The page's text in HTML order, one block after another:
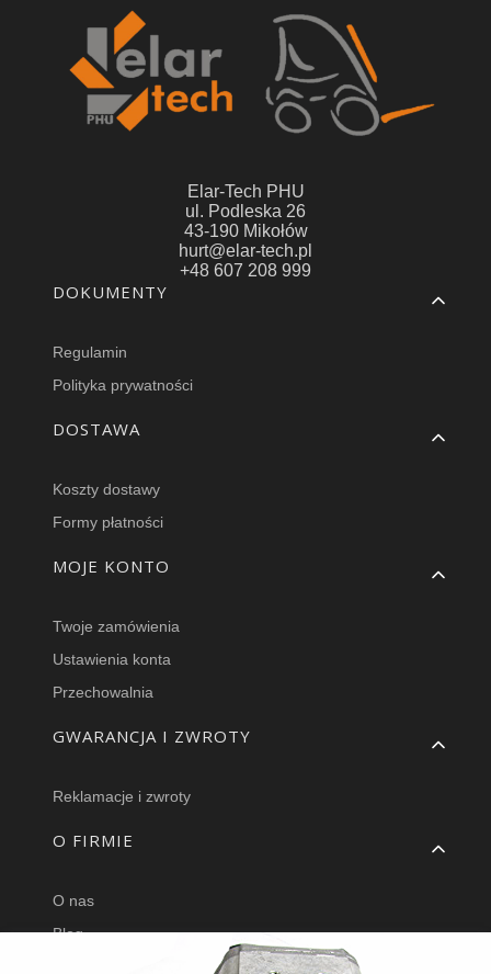
Elar-Tech PHU
ul. Podleska 26
43-190 Mikołów
hurt@elar-tech.pl
+48 607 208 999
Linki w stopce
DOKUMENTY
Regulamin
Polityka prywatności
DOSTAWA
Koszty dostawy
Formy płatności
MOJE KONTO
Twoje zamówienia
Ustawienia konta
Przechowalnia
GWARANCJA I ZWROTY
Reklamacje i zwroty
O FIRMIE
O nas
Blog